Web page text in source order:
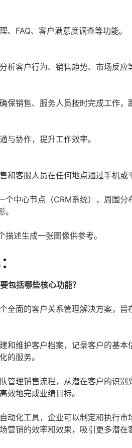
、FAQ、客户满意度调查等功能。
析客户行为、销售趋势、市场反应
保销售、服务人员按时完成工作，
与协作，提升工作效率。
和客服人员在任何地点通过手机或
个中心节点（CRM系统），周围
述生成一张图像供参考。
包括哪些核心功能？
全面的客户关系管理解决方案，
和维护客户档案，记录客户的基
的服务。
管理销售流程，从潜在客户的识
效地完成业绩目标。
动化工具，企业可以制定和执行
营销的效率和效果，吸引更多潜在